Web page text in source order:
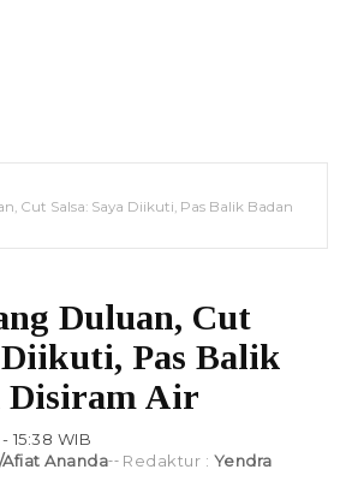
Cut Salsa: Saya Diikuti, Pas Balik Badan
Duluan, Cut
Diikuti, Pas Balik
Disiram Air
15:38 WIB
Ananda Redaktur : Yendra